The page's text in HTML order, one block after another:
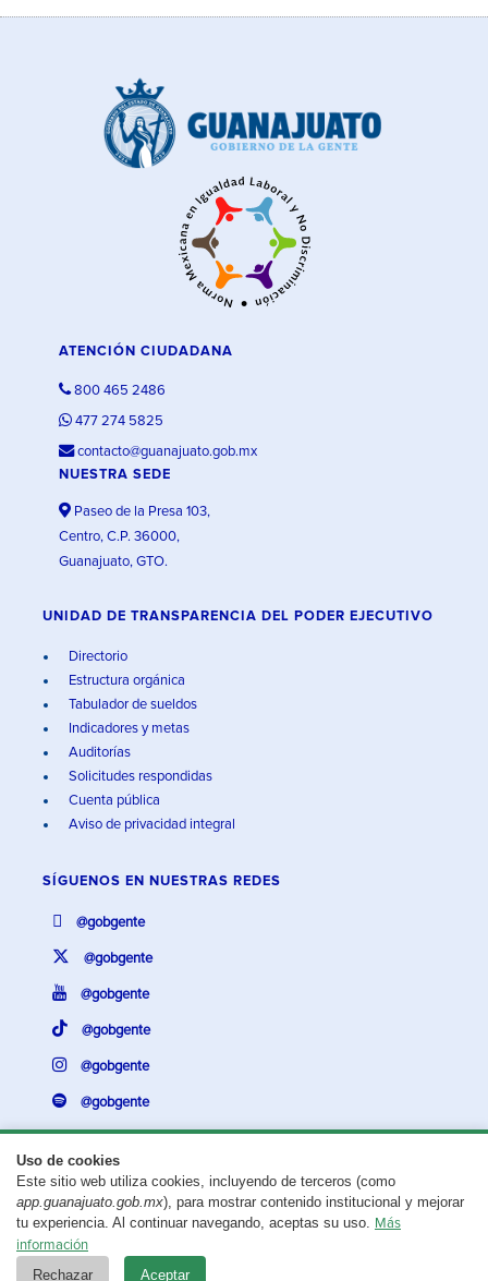
Uso de cookies
Este sitio web utiliza cookies, incluyendo de terceros (como
app.guanajuato.gob.mx), para mostrar contenido institucional y mejorar
tu experiencia. Al continuar navegando, aceptas su uso. Más
información
Rechazar Aceptar
ATENCIÓN CIUDADANA
800 465 2486
477 274 5825
contacto@guanajuato.gob.mx
NUESTRA SEDE
Paseo de la Presa 103,
Centro, C.P. 36000,
Guanajuato, GTO.
UNIDAD DE TRANSPARENCIA DEL PODER EJECUTIVO
Directorio
Estructura orgánica
Tabulador de sueldos
Indicadores y metas
Auditorías
Solicitudes respondidas
Cuenta pública
Aviso de privacidad integral
SÍGUENOS EN NUESTRAS REDES
@gobgente
@gobgente
@gobgente
@gobgente
@gobgente
@gobgente
¿Existe algún problema con esta página?Repórtalo aquí.
Aviso legal